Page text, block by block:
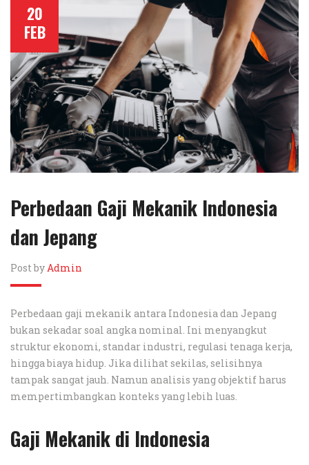
Perbedaan Gaji Mekanik Indonesia
dan Jepang
Post byAdmin
Perbedaan gaji mekanik antara Indonesia dan Jepang
bukan sekadar soal angka nominal. Ini menyangkut
struktur ekonomi, standar industri, regulasi tenaga kerja,
hingga biaya hidup. Jika dilihat sekilas, selisihnya
tampak sangat jauh. Namun analisis yang objektif harus
mempertimbangkan konteks yang lebih luas.
Gaji Mekanik di Indonesia
20
FEB